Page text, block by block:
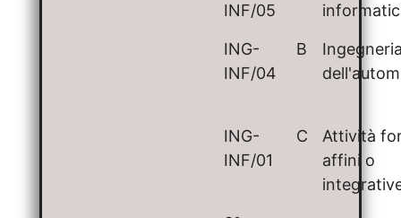
INF/05
ING-
INF/04
B
ING-
INF/01
C
Attività
affini o